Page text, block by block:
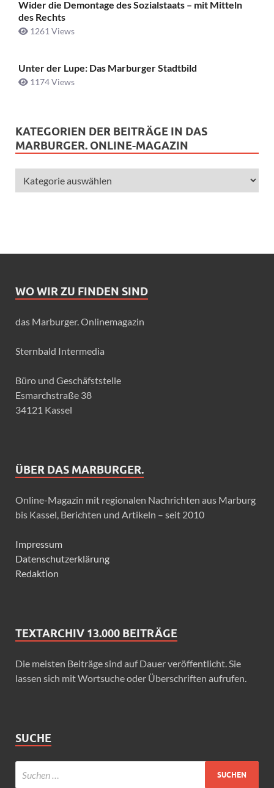
Wider die Demontage des Sozialstaats – mit Mitteln
des Rechts
1261 Views
Unter der Lupe: Das Marburger Stadtbild
1174 Views
KATEGORIEN DER BEITRÄGE IN DAS
MARBURGER. ONLINE-MAGAZIN
WO WIR ZU FINDEN SIND
das Marburger. Onlinemagazin
Sternbald Intermedia
Büro und Geschäfststelle
Esmarchstraße 38
34121 Kassel
ÜBER DAS MARBURGER.
Online-Magazin mit regionalen Nachrichten aus Marburg
bis Kassel, Berichten und Artikeln – seit 2010
Impressum
Datenschutzerklärung
Redaktion
TEXTARCHIV 13.000 BEITRÄGE
Die meisten Beiträge sind auf Dauer veröffentlicht. Sie
lassen sich mit Wortsuche oder Überschriften aufrufen.
SUCHE